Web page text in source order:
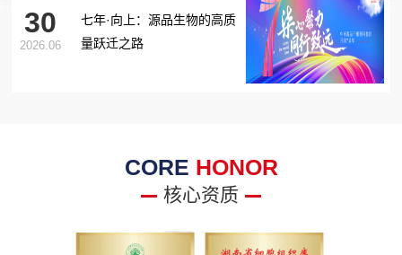
30
2026.06
七年·向上：源品生物的高质
量跃迁之路
CORE HONOR
核心资质